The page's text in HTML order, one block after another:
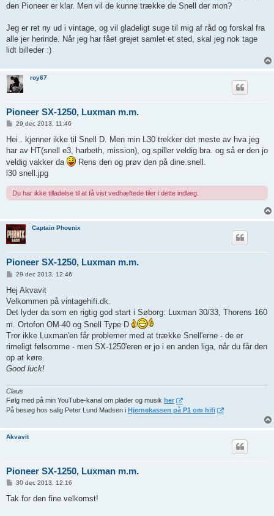
den Pioneer er klar. Men vil de kunne trække de Snell der mon?
Jeg er ret ny ud i vintage, og vil gladeligt suge til mig af råd og forskal fra
alle jer herinde. Når jeg har fået grejet samlet et sted, skal jeg nok tage
lidt billeder :)
roy67
Pioneer SX-1250, Luxman m.m.
d
æ
g
29 dec 2013, 11:46
Hei . kjenner ikke til Snell D. Men min L30 trekker det meste av hva jeg
har av HT(snell e3, harbeth, mission), og spiller veldig bra. og så er den jo
veldig vakker da
Rens den og prøv den på dine snell.
l30 snell.jpg
Du har ikke tilladelse til at få vist vedhæftede filer i dette indlæg.
Captain Phoenix
Pioneer SX-1250, Luxman m.m.
d
æ
g
29 dec 2013, 12:46
Hej Akvavit
Velkommen på vintagehifi.dk.
Det lyder da som en rigtig god start i Søborg: Luxman 30/33, Thorens 160
m. Ortofon OM-40 og Snell Type D
Tror ikke Luxman'en får problemer med at trække Snell'erne - de er
rimeligt følsomme - men SX-1250'eren er jo i en anden liga, når du får den
op at køre.
Good luck!
Claus
Følg med på min YouTube-kanal om plader og musik her
På besøg hos salig Peter Lund Madsen i Hjernekassen på P1 om hifi
Akvavit
Pioneer SX-1250, Luxman m.m.
d
30 dec 2013, 12:16
Tak for den fine velkomst!